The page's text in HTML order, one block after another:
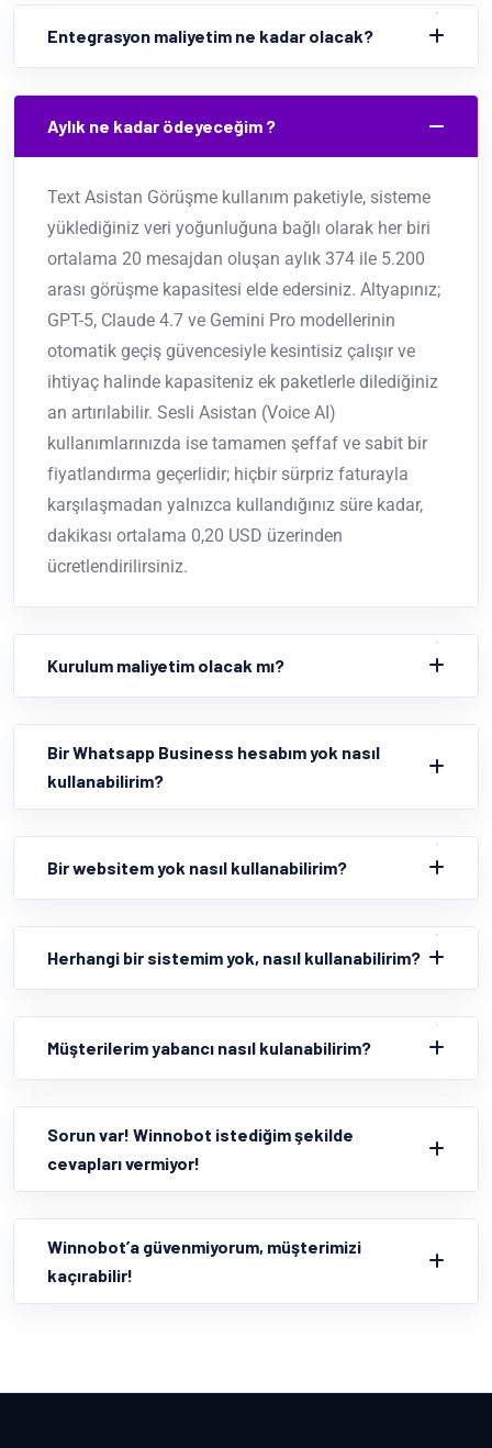
Entegrasyon maliyetim ne kadar olacak?
Aylık ne kadar ödeyeceğim ?
Text Asistan Görüşme kullanım paketiyle, sisteme
yüklediğiniz veri yoğunluğuna bağlı olarak her biri
ortalama 20 mesajdan oluşan aylık 374 ile 5.200
arası görüşme kapasitesi elde edersiniz. Altyapınız;
GPT-5, Claude 4.7 ve Gemini Pro modellerinin
otomatik geçiş güvencesiyle kesintisiz çalışır ve
ihtiyaç halinde kapasiteniz ek paketlerle dilediğiniz
an artırılabilir. Sesli Asistan (Voice AI)
kullanımlarınızda ise tamamen şeffaf ve sabit bir
fiyatlandırma geçerlidir; hiçbir sürpriz faturayla
karşılaşmadan yalnızca kullandığınız süre kadar,
dakikası ortalama 0,20 USD üzerinden
ücretlendirilirsiniz.
Kurulum maliyetim olacak mı?
Bir Whatsapp Business hesabım yok nasıl
kullanabilirim?
Bir websitem yok nasıl kullanabilirim?
Herhangi bir sistemim yok, nasıl kullanabilirim?
Müşterilerim yabancı nasıl kulanabilirim?
Sorun var! Winnobot istediğim şekilde
cevapları vermiyor!
Winnobot’a güvenmiyorum, müşterimizi
kaçırabilir!